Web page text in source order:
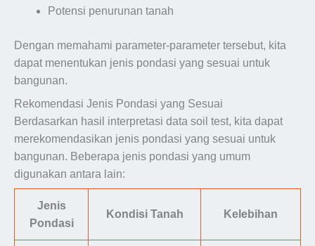
Potensi penurunan tanah
Dengan memahami parameter-parameter tersebut, kita
dapat menentukan jenis pondasi yang sesuai untuk
bangunan.
Rekomendasi Jenis Pondasi yang Sesuai
Berdasarkan hasil interpretasi data soil test, kita dapat
merekomendasikan jenis pondasi yang sesuai untuk
bangunan. Beberapa jenis pondasi yang umum
digunakan antara lain:
Jenis
Pondasi
Kondisi Tanah Kelebihan